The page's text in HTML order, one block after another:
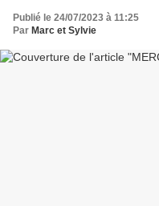
Publié le 24/07/2023 à 11:25
Par Marc et Sylvie